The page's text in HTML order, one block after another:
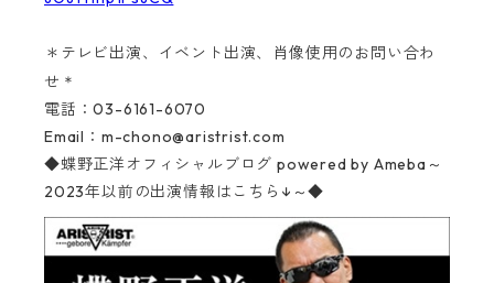
＊テレビ出演、イベント出演、肖像使用のお問い合わ
せ ＊
電話：03-6161-6070‬
Email： m-chono@aristrist.com
◆蝶野正洋オフィシャルブログ powered by Ameba～
2023年以前の出演情報はこちら↓～◆